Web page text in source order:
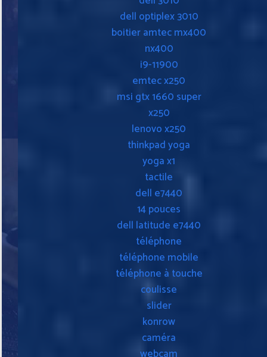
dell optiplex 3010
boitier amtec mx400
nx400
i9-11900
emtec x250
msi gtx 1660 super
x250
lenovo x250
thinkpad yoga
yoga x1
tactile
dell e7440
14 pouces
dell latitude e7440
téléphone
téléphone mobile
téléphone à touche
coulisse
slider
konrow
caméra